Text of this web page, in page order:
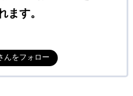
ます。
んをフォロー